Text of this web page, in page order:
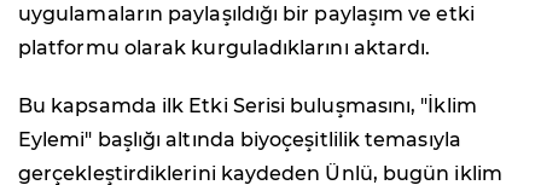
uygulamaların paylaşıldığı bir paylaşım ve etki
platformu olarak kurguladıklarını aktardı.
Bu kapsamda ilk Etki Serisi buluşmasını, "İklim
Eylemi" başlığı altında biyoçeşitlilik temasıyla
gerçekleştirdiklerini kaydeden Ünlü, bugün iklim